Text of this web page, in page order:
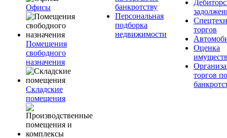
Офисы
Помещения
свободного
назначения
Складские
помещения
банкротству
Персональная
подборка
недвижимости
торгов
Оценка
торгов по